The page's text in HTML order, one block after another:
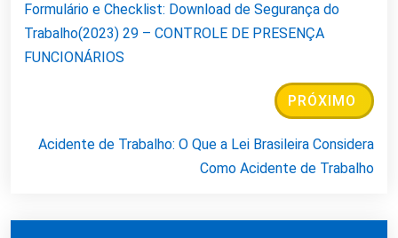
Formulário e Checklist: Download de Segurança do
Trabalho(2023) 29 – CONTROLE DE PRESENÇA
FUNCIONÁRIOS
PRÓXIMO
Acidente de Trabalho: O Que a Lei Brasileira Considera
Como Acidente de Trabalho